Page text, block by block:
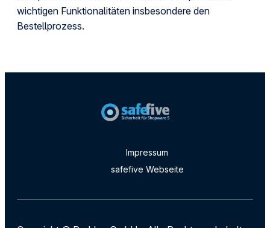
wichtigen Funktionalitäten insbesondere den
Bestellprozess.
Impressum
safefive Webseite